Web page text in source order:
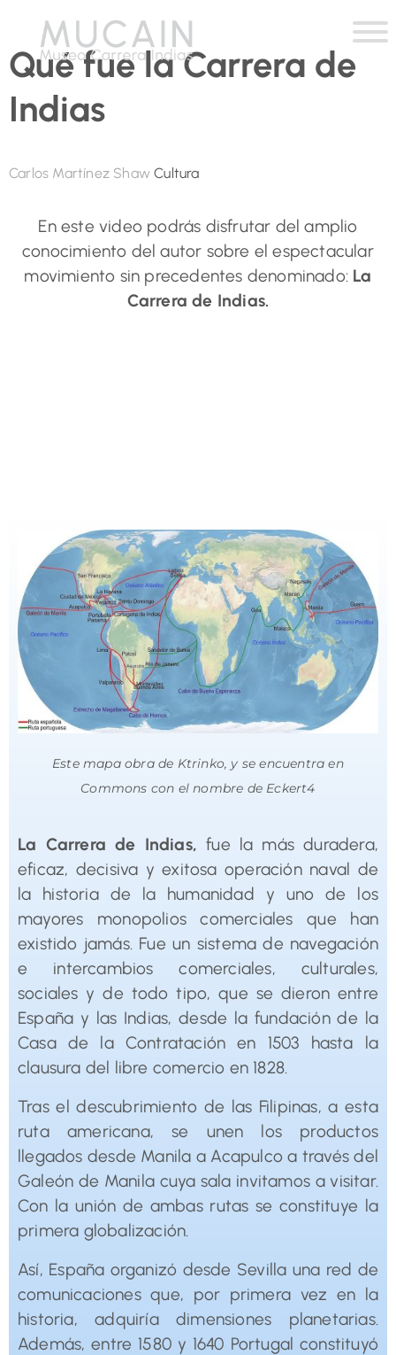
Qué fue la Carrera de
Indias
Carlos Martínez Shaw Cultura
En este video podrás disfrutar del amplio
conocimiento del autor sobre el espectacular
movimiento sin precedentes denominado: La
Carrera de Indias.
Este mapa obra de Ktrinko, y se encuentra en
Commons con el nombre de Eckert4
La Carrera de Indias, fue la más duradera,
eficaz, decisiva y exitosa operación naval de
la historia de la humanidad y uno de los
mayores monopolios comerciales que han
existido jamás. Fue un sistema de navegación
e intercambios comerciales, culturales,
sociales y de todo tipo, que se dieron entre
España y las Indias, desde la fundación de la
Casa de la Contratación en 1503 hasta la
clausura del libre comercio en 1828.
Tras el descubrimiento de las Filipinas, a esta
ruta americana, se unen los productos
llegados desde Manila a Acapulco a través del
Galeón de Manila cuya sala invitamos a visitar.
Con la unión de ambas rutas se constituye la
primera globalización.
Así, España organizó desde Sevilla una red de
comunicaciones que, por primera vez en la
historia, adquiría dimensiones planetarias.
Además, entre 1580 y 1640 Portugal constituyó